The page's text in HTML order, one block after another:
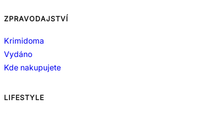
ZPRAVODAJSTVÍ
Krimidoma
Vydáno
Kde nakupujete
LIFESTYLE